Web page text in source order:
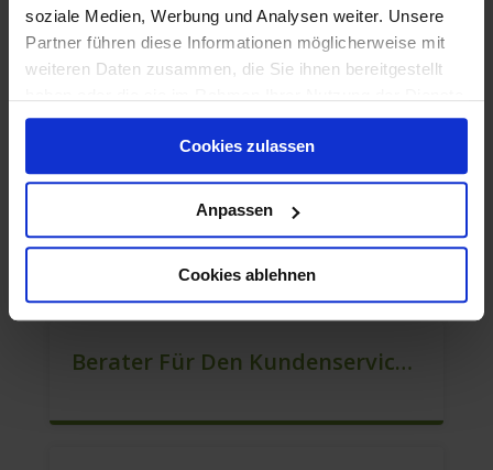
soziale Medien, Werbung und Analysen weiter. Unsere
Partner führen diese Informationen möglicherweise mit
weiteren Daten zusammen, die Sie ihnen bereitgestellt
gesammelt haben.
Cookies zulassen
Anpassen
Cookies ablehnen
Berater Im Vertrieb Als Sofortanstellung (m/w/d)
Mitarbeiter Für Den Verkauf – Quereinstieg Möglich (m/w/d)
Berater Für Den Kundenservice (Außendienst) (m/w/d)